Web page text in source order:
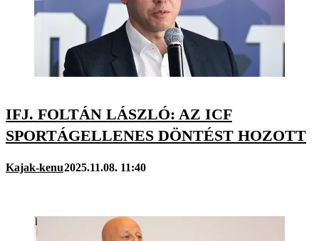
IFJ. FOLTÁN LÁSZLÓ: AZ ICF
SPORTÁGELLENES DÖNTÉST HOZOTT
Kajak-kenu2025.11.08. 11:40